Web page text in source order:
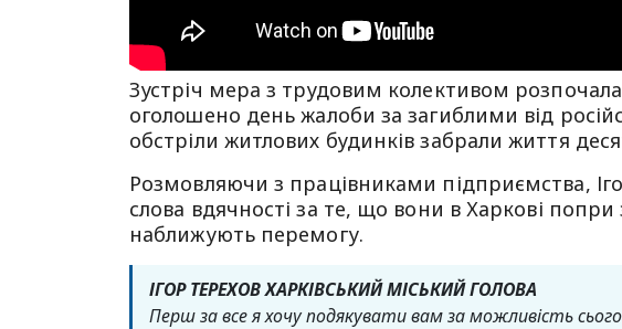
Зустріч мера з трудовим колективом
оголошено день жалоби за загиблими від
обстріли житлових будинків забрали життя
Розмовляючи з працівниками підприємства,
слова вдячності за те, що вони в Харкові
наближують перемогу.
ІГОР ТЕРЕХОВ ХАРКІВСЬКИЙ МІСЬКИЙ ГОЛОВА
Перш за все я хочу подякувати вам за можливість